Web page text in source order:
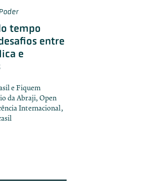
tempo
entre
e
e Fiquem
da Abraji, Open
Internacional,